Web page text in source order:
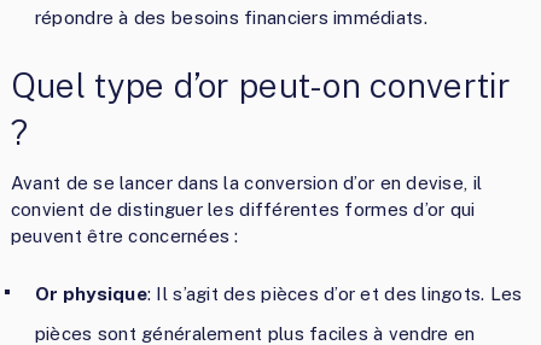
répondre à des besoins financiers immédiats.
Quel type d’or peut-on convertir
?
Avant de se lancer dans la conversion d’or en devise, il
convient de distinguer les différentes formes d’or qui
peuvent être concernées :
Or physique: Il s’agit des pièces d’or et des lingots. Les
pièces sont généralement plus faciles à vendre en